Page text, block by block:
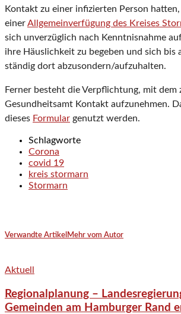
Kontakt zu einer infizierten Person hatten,
einerAllgemeinverfügung des Kreises
sich unverzüglich nach Kenntnisnahme
ihre Häuslichkeit zu begeben und sich bis
ständig dort abzusondern/aufzuhalten.
Ferner besteht die Verpflichtung, mit dem
Gesundheitsamt Kontakt aufzunehmen.
dieses Formular genutzt werden.
Schlagworte
Corona
covid 19
kreis stormarn
Stormarn
Verwandte Artikel Mehr vom Autor
Aktuell
Regionalplanung –
Gemeinden am Hamburger Rand